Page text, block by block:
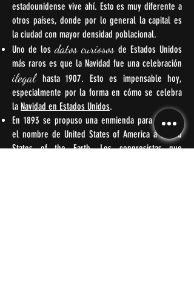
estadounidense vive ahí. Esto es muy diferente a
otros países, donde por lo general la capital es
la ciudad con mayor densidad poblacional.
Uno de losdatos curiososde Estados Unidos
más raros es que la Navidad fue una celebración
ilegal hasta 1907. Esto es impensable hoy,
especialmente por la forma en cómo se celebra
la Navidad en Estados Unidos.
En 1893 se propuso una enmienda para cambiar
el nombre de United States of America a United
States of the Earth. Los congresistas que